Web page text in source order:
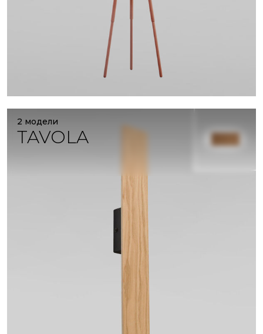
2 модели
TAVOLA